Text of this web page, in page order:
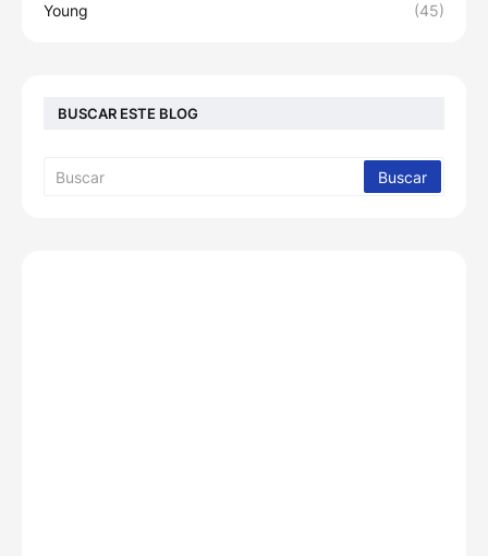
Young (45)
BUSCAR ESTE BLOG